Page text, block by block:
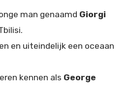
man genaamd Giorgi
en uiteindelijk een oceaan
kennen als George